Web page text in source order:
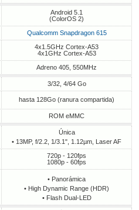
Android 5.1
(ColorOS 2)
Qualcomm Snapdragon 615
4x1.5GHz Cortex-A53
4x1GHz Cortex-A53
Adreno 405, 550MHz
3/32, 4/64 Go
hasta 128Go (ranura compartida)
ROM eMMC
Única
• 13MP, f/2.2, 1/3.1", 1.12µm, Laser AF
720p - 120fps
1080p - 60fps
• Panorámica
• High Dynamic Range (HDR)
• Flash Dual-LED